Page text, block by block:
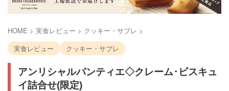
HOME > 実食レビュー > クッキー・サブレ >
実食レビュー
クッキー・サブレ
アンリシャルパンティエ◇クレーム･ビスキュ
イ詰合せ(限定)